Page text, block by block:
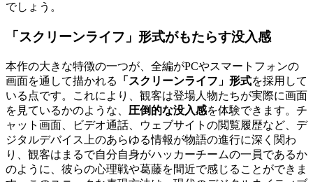
でしょう。
「スクリーンライフ」形式がもたらす没入感
本作の大きな特徴の一つが、全編がPCやスマートフォンの
画面を通して描かれる
「スクリーンライフ」形式を採用して
いる点です。これにより、観客は登場人物たちが実際に画面
を見ているかのような、 圧倒的な没入感を体験できます。チ
ャット画面、ビデオ通話、ウェブサイトの閲覧履歴など、デ
ジタルデバイス上のあらゆる情報が物語の進行に深く関わ
り、観客はまるで自分自身がハッカーチームの一員であるか
のように、彼らの心理戦や葛藤を間近で感じることができま